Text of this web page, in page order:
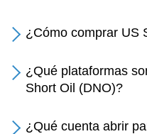
¿Cómo comprar US
¿Qué plataformas
Short Oil (DNO)?
¿Qué cuenta abrir